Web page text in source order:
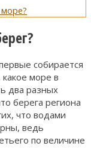
собирается
море в
два разных
берега региона
что водами
ведь
по величине